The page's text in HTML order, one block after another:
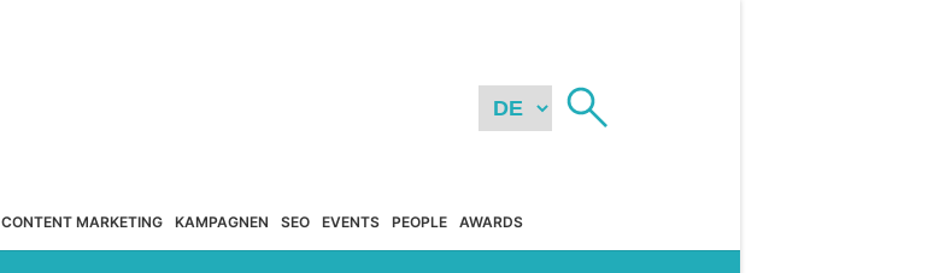
CONTENT MARKETING KAMPAGNEN SEO EVENTS PEOPLE AWARDS